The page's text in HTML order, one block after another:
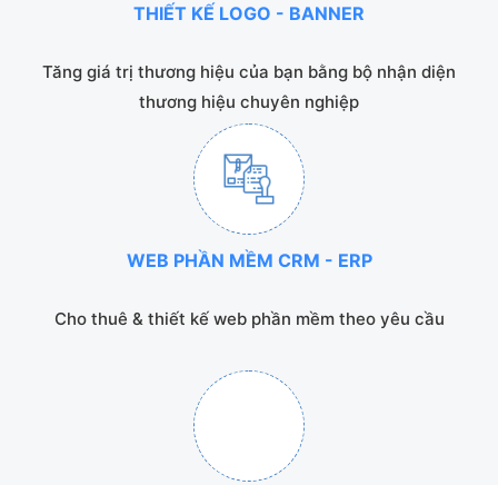
THIẾT KẾ LOGO - BANNER
Tăng giá trị thương hiệu của bạn bằng bộ nhận diện
thương hiệu chuyên nghiệp
WEB PHẦN MỀM CRM - ERP
Cho thuê & thiết kế web phần mềm theo yêu cầu